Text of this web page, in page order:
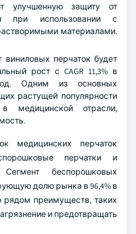
улучшенную защиту от
при использовании с
материалами.
виниловых перчаток будет
рост с CAGR 11,3% в
Одним из основных
растущей популярности
медицинской отрасли,
медицинских перчаток
перчатки и
беспорошковых
долю рынка в 96,4% в
рядом преимуществ, таких
и предотвращать